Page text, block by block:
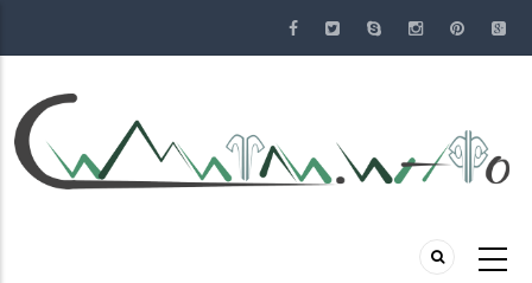
съдържание